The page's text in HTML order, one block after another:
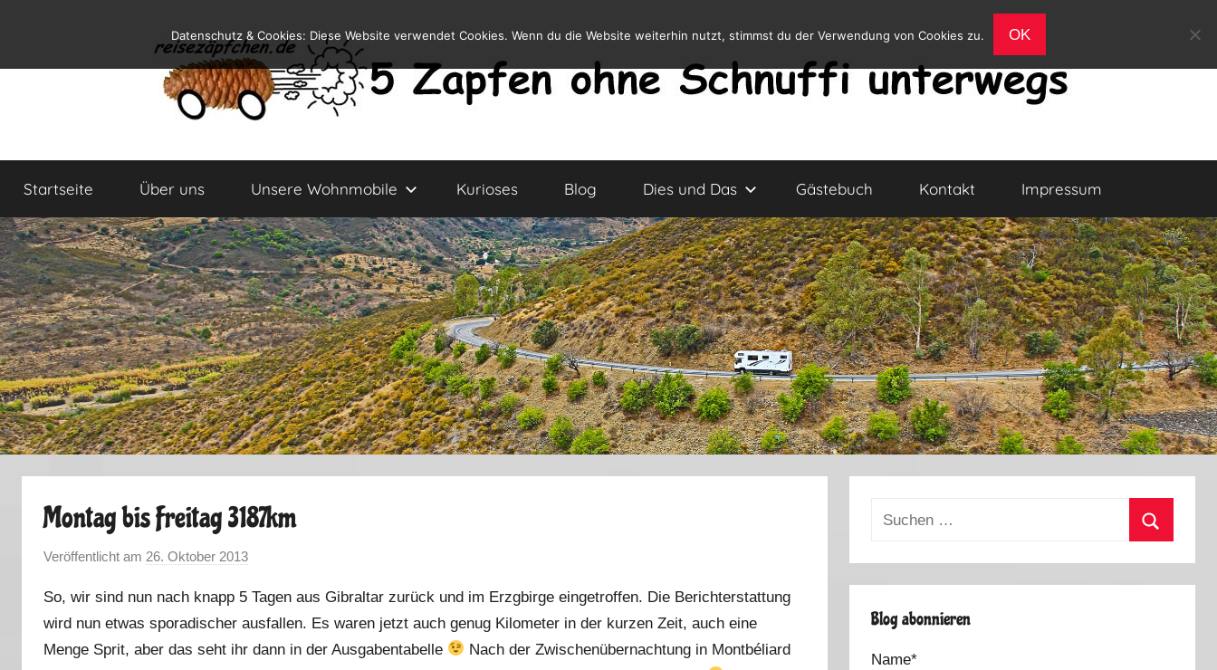
springen
Reiseblog
und
Leben
Wohnmobil
Startseite Über uns Unsere Wohnmobile Kurioses Blog Dies und Das Gästebuch Kontakt Impressum
Montag bis Freitag 3187km
Veröffentlicht am 26. Oktober 2013
M
a
So, wir sind nun nach knapp 5 Tagen aus Gibraltar zurück und im Erzgbirge eingetroffen. Die Berichterstattung
wird nun etwas sporadischer ausfallen. Es waren jetzt auch genug Kilometer in der kurzen Zeit, auch eine
Menge Sprit, aber das seht ihr dann in der Ausgabentabelle
Nach der Zwischenübernachtung in Montbéliard
Suchen
Blog abonnieren
Name*
Datenschutz & Cookies: Diese Website verwendet Cookies. Wenn du die Website weiterhin nutzt, stimmst du der Verwendung von Cookies zu. OK